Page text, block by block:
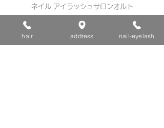
ネイル アイラッシュサロンオルト
042-401-9322
hair address nail-eyelash